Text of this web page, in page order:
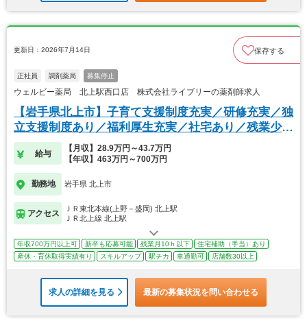
更新日：2026年7月14日 保存する
正社員 調剤薬局 募集停止
ウェルビー薬局 北上駅西口店 株式会社ライブリーの薬剤師求人
【岩手県北上市】子育て支援制度充実／研修充実／独
立支援制度あり／福利厚生充実／社宅あり／残業少な
め
給与
【月収】28.9万円～43.7万円
【年収】463万円～700万円
勤務地 岩手県 北上市
アクセス
ＪＲ東北本線(上野－盛岡) 北上駅
ＪＲ北上線 北上駅
年収700万円以上可 新卒も応募可能 残業月10ｈ以下
住宅補助（手当）あり
産休・育休取得実績有り
スキルアップ 駅チカ 車通勤可 店舗数30以上
求人の詳細を見る 最新の募集状況を問い合わせる